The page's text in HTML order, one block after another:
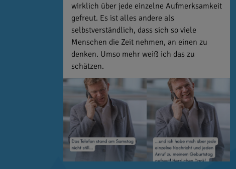
wirklich über jede einzelne Aufmerksamkeit
gefreut. Es ist alles andere als
selbstverständlich, dass sich so viele
Menschen die Zeit nehmen, an einen zu
denken. Umso mehr weiß ich das zu
schätzen.